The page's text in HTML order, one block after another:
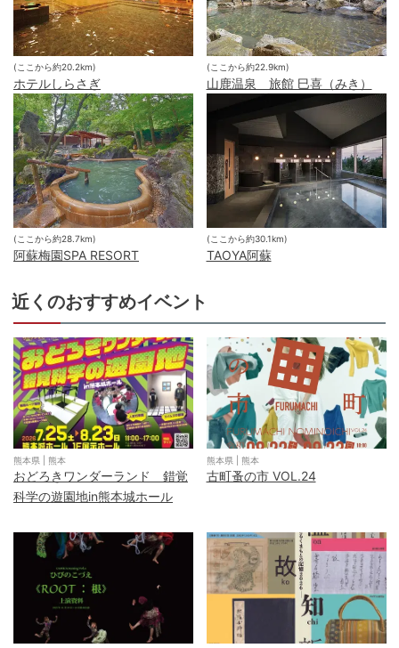
(ここから約20.2km)
ホテルしらさぎ
(ここから約22.9km)
山鹿温泉 旅館 巳喜（みき）
(ここから約28.7km)
阿蘇梅園SPA RESORT
(ここから約30.1km)
TAOYA阿蘇
近くのおすすめイベント
熊本県 熊本
おどろきワンダーランド 錯覚
科学の遊園地in熊本城ホール
熊本県| 熊本
古町蚤の市 VOL.24